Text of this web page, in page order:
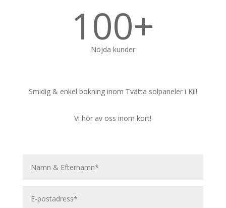
100+
Nöjda kunder
Smidig & enkel bokning inom Tvätta solpaneler i Kil!
Vi hör av oss inom kort!